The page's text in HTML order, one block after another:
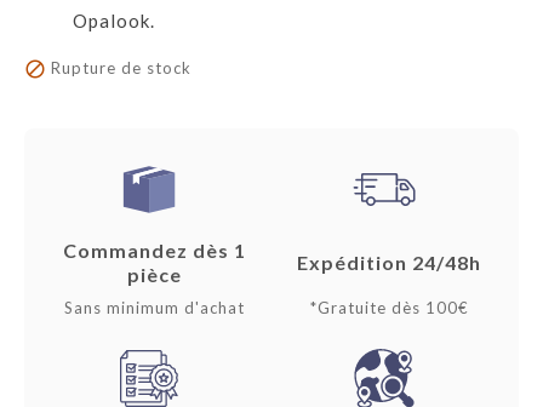
Opalook.
 Rupture de stock
Commandez dès 1
pièce
Sans minimum d'achat
Expédition 24/48h
*Gratuite dès 100€